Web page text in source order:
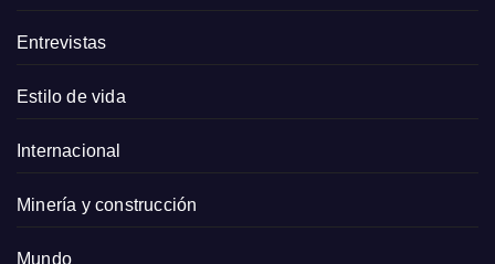
Entrevistas
Estilo de vida
Internacional
Minería y construcción
Mundo